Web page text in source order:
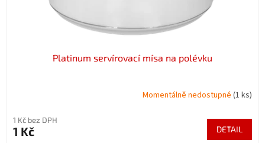
Platinum servírovací mísa na polévku
Momentálně nedostupné (1 ks)
1 Kč bez DPH
1 Kč DETAIL